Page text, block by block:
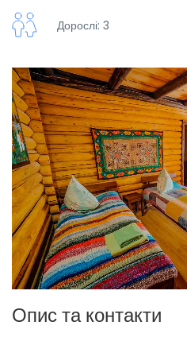
Дорослі: 3
Опис та контакти